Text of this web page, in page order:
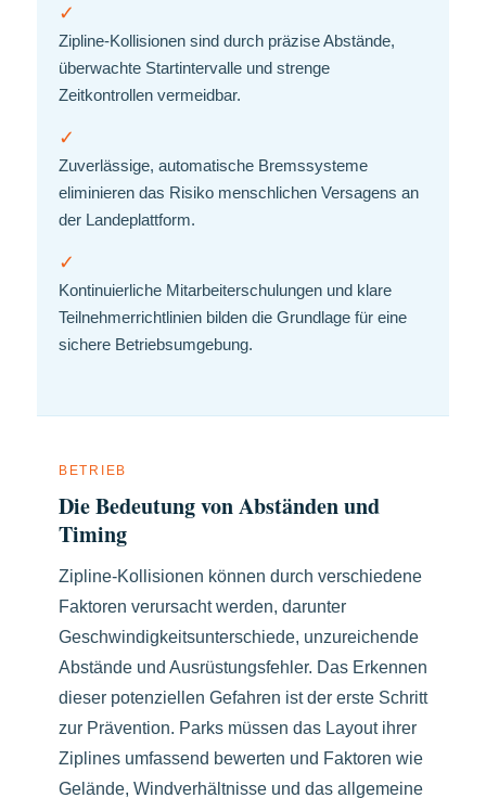
✓
Zipline-Kollisionen sind durch präzise Abstände,
überwachte Startintervalle und strenge
Zeitkontrollen vermeidbar.
✓
Zuverlässige, automatische Bremssysteme
eliminieren das Risiko menschlichen Versagens an
der Landeplattform.
✓
Kontinuierliche Mitarbeiterschulungen und klare
Teilnehmerrichtlinien bilden die Grundlage für eine
sichere Betriebsumgebung.
BETRIEB
Die Bedeutung von Abständen und
Timing
Zipline-Kollisionen können durch verschiedene
Faktoren verursacht werden, darunter
Geschwindigkeitsunterschiede, unzureichende
Abstände und Ausrüstungsfehler. Das Erkennen
dieser potenziellen Gefahren ist der erste Schritt
zur Prävention. Parks müssen das Layout ihrer
Ziplines umfassend bewerten und Faktoren wie
Gelände, Windverhältnisse und das allgemeine